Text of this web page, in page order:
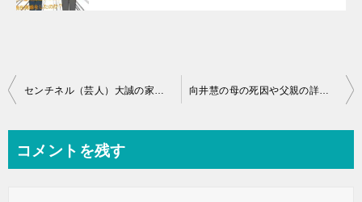
投
ビ
センチネル（芸人）大誠の家族構成の詳細とは！結婚をした妻とは？ 向井慧の母の死因や父親の詳細とは？兄弟はいるの？
コメントを残す